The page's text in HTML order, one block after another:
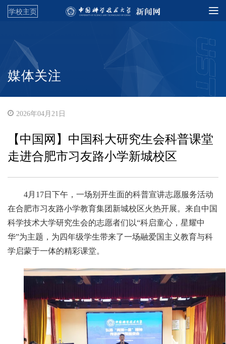
学校主页
媒体关注
2026年04月21日
【中国网】中国科大研究生会科普课堂
走进合肥市习友路小学新城校区
4月17日下午，一场别开生面的科普宣讲志愿服务活动
在合肥市习友路小学教育集团新城校区火热开展。来自中国
科学技术大学研究生会的志愿者们以“科启童心，星耀中
华”为主题，为四年级学生带来了一场融爱国主义教育与科
学启蒙于一体的精彩课堂。